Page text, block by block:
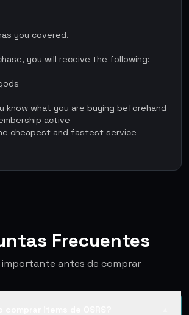
you covered.
you will receive the following:
know what you are buying beforehand
active
cheapest and fastest service
Frecuentes
importante antes de comprar